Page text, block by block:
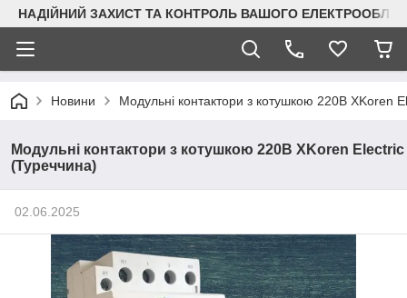
НАДІЙНИЙ ЗАХИСТ ТА КОНТРОЛЬ ВАШОГО
Новини Модульні контактори з котушкою 220В XKoren
Модульні контактори з котушкою 220В XKoren Electric
(Туреччина)
02.06.2025